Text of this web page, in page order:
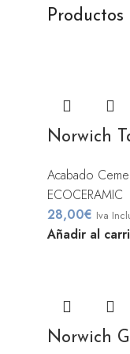
Norwich
Acabado
ECOCERAMIC
28,00€ Iva
Añadir al
Norwich